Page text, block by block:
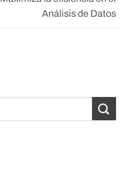
Análisis de Datos